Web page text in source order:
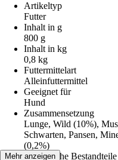
Artikeltyp
Futter
Inhalt in g
800 g
Inhalt in kg
0,8 kg
Futtermittelart
Alleinfuttermittel
Geeignet für
Hund
Zusammensetzung
Lunge, Wild (10%),
Schwarten, Pansen,
(0,2%)
Analytische Bestandteile
Mehr anzeigen